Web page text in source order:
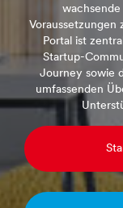
Voraussetzungen
Portal ist
Startup-
Journey sowie
umfassenden